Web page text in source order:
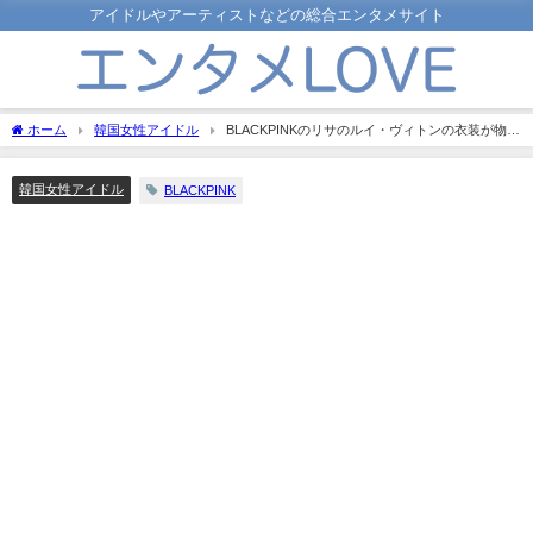
アイドルやアーティストなどの総合エンタメサイト
ホーム 韓国女性アイドル
BLACKPINKのリサのルイ・ヴィトンの衣装が物
議？どんな理由で？
韓国女性アイドル BLACKPINK